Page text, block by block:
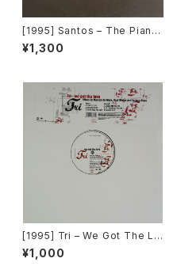
[1995] Santos – The Piano
[Mantra Vibes]
¥1,300
[1995] Tri – We Got The Lo
ve [Epic]
¥1,000